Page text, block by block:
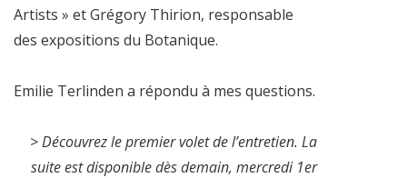
Artists » et Grégory Thirion, responsable
des expositions du Botanique.
Emilie Terlinden a répondu à mes questions.
> Découvrez le premier volet de l’entretien. La
suite est disponible dès demain, mercredi 1er